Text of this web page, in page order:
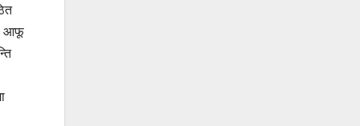
आफू